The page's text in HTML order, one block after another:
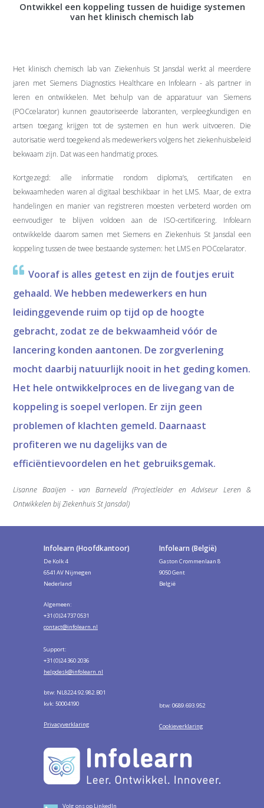
Ontwikkel een koppeling tussen de huidige systemen
van het klinisch chemisch lab
Het klinisch chemisch lab van Ziekenhuis St Jansdal werkt al meerdere
jaren met Siemens Diagnostics Healthcare en Infolearn - als partner in
leren en ontwikkelen. Met behulp van de apparatuur van Siemens
(POCcelarator) kunnen geautoriseerde laboranten, verpleegkundigen en
artsen toegang krijgen tot de systemen en hun werk uitvoeren. Die
autorisatie werd toegekend als medewerkers volgens het ziekenhuisbeleid
bekwaam zijn. Dat was een handmatig proces.
Kortgezegd: alle informatie rondom diploma’s, certificaten en
bekwaamheden waren al digitaal beschikbaar in het LMS. Maar, de extra
handelingen en manier van registreren moesten verbeterd worden om
eenvoudiger te blijven voldoen aan de ISO-certificering. Infolearn
ontwikkelde daarom samen met Siemens en Ziekenhuis St Jansdal een
koppeling tussen de twee bestaande systemen: het LMS en POCcelarator.
Vooraf is alles getest en zijn de foutjes eruit
gehaald. We hebben medewerkers en hun
leidinggevende ruim op tijd op de hoogte
gebracht, zodat ze de bekwaamheid vóór de
lancering konden aantonen. De zorgverlening
mocht daarbij natuurlijk nooit in het geding komen.
Het hele ontwikkelproces en de livegang van de
koppeling is soepel verlopen. Er zijn geen
problemen of klachten gemeld. Daarnaast
profiteren we nu dagelijks van de
efficiëntievoordelen en het gebruiksgemak.
Lisanne Baaijen - van Barneveld (Projectleider en Adviseur Leren &
Ontwikkelen bij Ziekenhuis St Jansdal)
Volg ons op LinkedIn
Infolearn (Hoofdkantoor)
De Kolk 4
6541 AV Nijmegen
Nederland
Algemeen:
+31 (0)24 737 0531
contact@infolearn.nl
Support:
+31 (0)24 360 2036
helpdesk@infolearn.nl
btw: NL8224.92.982.B01
kvk: 50004190
Privacyverklaring
Infolearn (België)
Gaston Crommenlaan 8
9050 Gent
België
btw: 0689.693.952
Cookieverklaring